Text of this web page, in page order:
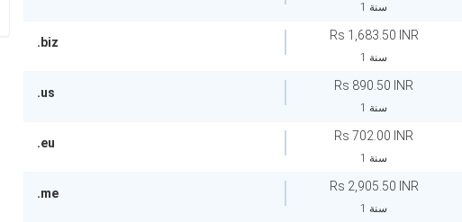
1 سنة
.biz Rs 1,683.50 INR
1 سنة
.us Rs 890.50 INR
1 سنة
.eu Rs 702.00 INR
1 سنة
.me Rs 2,905.50 INR
1 سنة